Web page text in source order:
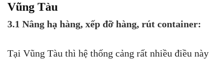
Vũng Tàu
3.1 Nâng hạ hàng, xếp đỡ hàng, rút container:
Tại Vũng Tàu thì hệ thống cảng rất nhiều điều này